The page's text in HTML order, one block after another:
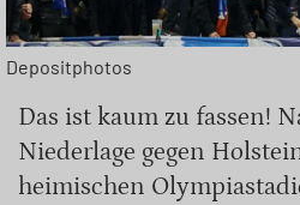
Depositphotos
Das ist kaum zu fassen!
Niederlage gegen
heimischen